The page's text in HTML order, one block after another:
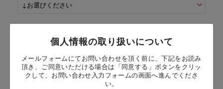
個人情報の取り扱いについて
メールフォームにてお問い合わせを頂く前に、下記をお読み
頂き、ご同意いただける場合は「同意する」ボタンをクリッ
クして、お問い合わせ入力フォームの画面へ進んでくださ
い。
お問い合わせ時氏名
［姓］